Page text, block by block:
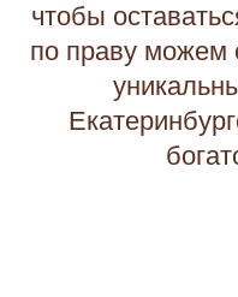
чтобы
по праву можем